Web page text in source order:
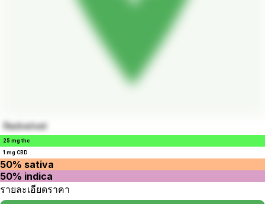
Redvelvet
25 mg thc
1 mg CBD
50% sativa
50% indica
รายละเอียดราคา